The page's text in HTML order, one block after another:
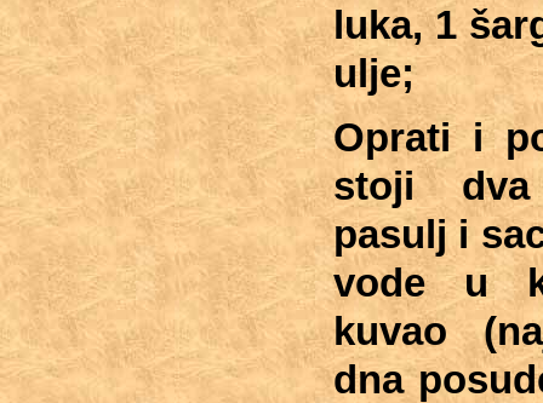
luka,1
ulje;
Oprati i
stoji
pasulj i
vode u
kuvao
dna